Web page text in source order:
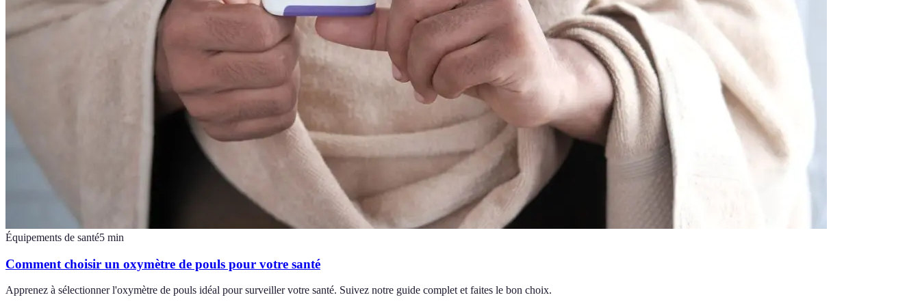
Équipements de santé5 min
Comment choisir un oxymètre de pouls pour votre santé
Apprenez à sélectionner l'oxymètre de pouls idéal pour surveiller votre santé. Suivez notre guide complet et faites le bon choix.